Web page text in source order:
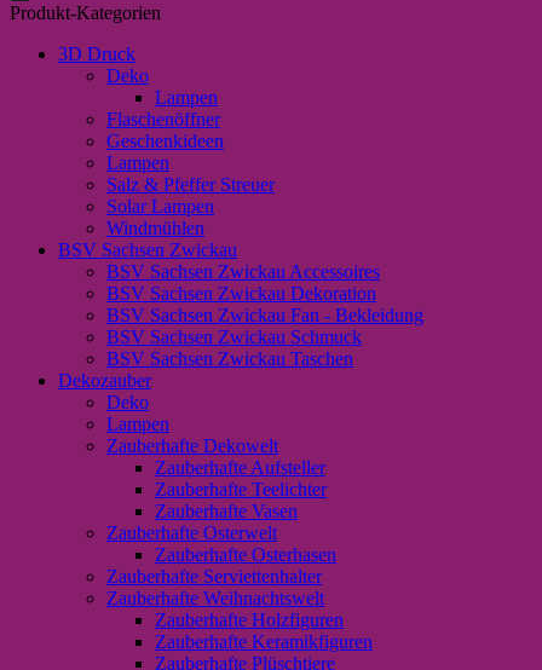
Ich
bekloppt,
wir
Freunde"
Menge
Produkt-Kategorien
3D Druck
Deko
Lampen
Flaschenöffner
Geschenkideen
Lampen
Salz & Pfeffer Streuer
Solar Lampen
Windmühlen
BSV Sachsen Zwickau
BSV Sachsen Zwickau Accessoires
BSV Sachsen Zwickau Dekoration
BSV Sachsen Zwickau Fan - Bekleidung
BSV Sachsen Zwickau Schmuck
BSV Sachsen Zwickau Taschen
Dekozauber
Deko
Lampen
Zauberhafte Dekowelt
Zauberhafte Aufsteller
Zauberhafte Teelichter
Zauberhafte Vasen
Zauberhafte Osterwelt
Zauberhafte Osterhasen
Zauberhafte Serviettenhalter
Zauberhafte Weihnachtswelt
Zauberhafte Holzfiguren
Zauberhafte Keramikfiguren
Zauberhafte Plüschtiere